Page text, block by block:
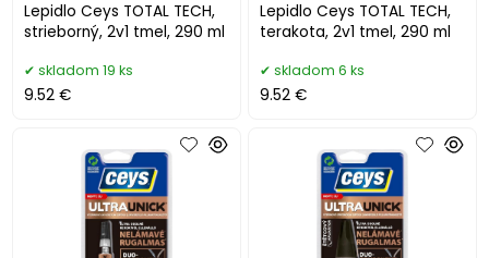
Lepidlo Ceys TOTAL TECH,
strieborný, 2v1 tmel, 290 ml
skladom 19 ks
9.52 €
Lepidlo Ceys TOTAL TECH,
terakota, 2v1 tmel, 290 ml
skladom 6 ks
9.52 €